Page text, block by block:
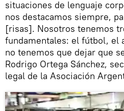
situaciones de lenguaje
nos destacamos siempre,
[risas]. Nosotros tenemos
fundamentales: el fútbol, el
no tenemos que dejar que
Rodrigo Ortega Sánchez,
legal de la Asociación